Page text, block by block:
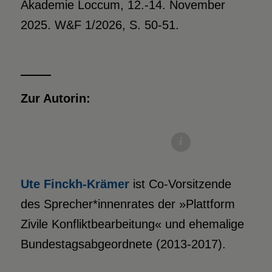
Akademie Loccum, 12.-14. November
2025. W&F 1/2026, S. 50-51.
Zur Autorin:
Ute Finckh-Krämerist Co-Vorsitzende
des Sprecher*innenrates der »Plattform
Zivile Konfliktbearbeitung« und ehemalige
Bundestagsabgeordnete (2013-2017).